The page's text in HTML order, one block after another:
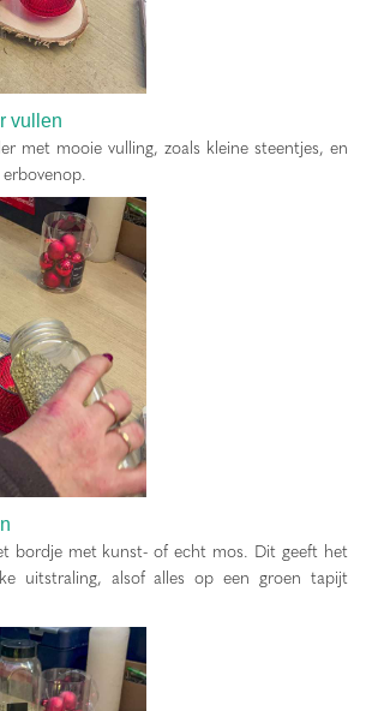
vullen
met mooie vulling, zoals kleine steentjes, en
bordje met kunst- of echt mos. Dit geeft het
uitstraling, alsof alles op een groen tapijt